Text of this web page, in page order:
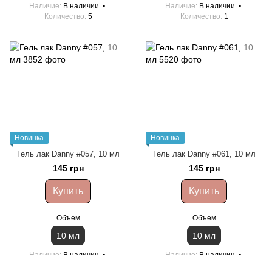
Наличие В наличии
Количество 5
Наличие В наличии
Количество 1
Новинка
Гель лак Danny #057, 10 мл
145 грн
Купить
Объем
10 мл
Новинка
Гель лак Danny #061, 10 мл
145 грн
Купить
Объем
10 мл